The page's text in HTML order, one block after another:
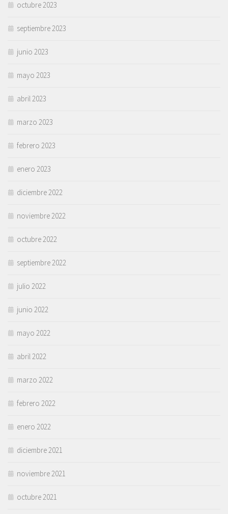
octubre 2023
septiembre 2023
junio 2023
mayo 2023
abril 2023
marzo 2023
febrero 2023
enero 2023
diciembre 2022
noviembre 2022
octubre 2022
septiembre 2022
julio 2022
junio 2022
mayo 2022
abril 2022
marzo 2022
febrero 2022
enero 2022
diciembre 2021
noviembre 2021
octubre 2021